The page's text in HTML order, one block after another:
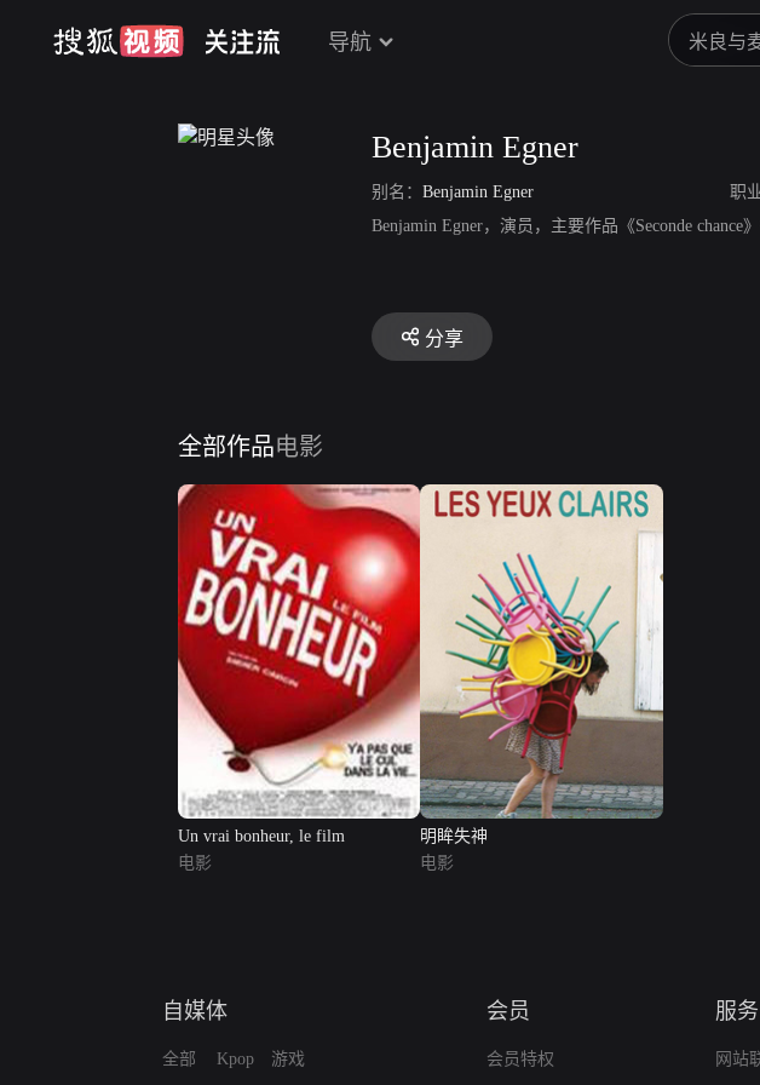
导航
Benjamin Egner
别名： Benjamin Egner 职
Benjamin Egner，演员，主要作品《Seconde chance》
分享
全部作品电影
Un vrai bonheur, le film
电影
明眸失神
电影
自媒体
全部 Kpop 游戏
会员
会员特权
服务
网站